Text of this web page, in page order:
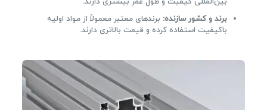
برند و کشور سازنده: برندهای معتبر معمولاً از مواد اولیه
باکیفیت استفاده کرده و قیمت بالاتری دارند.